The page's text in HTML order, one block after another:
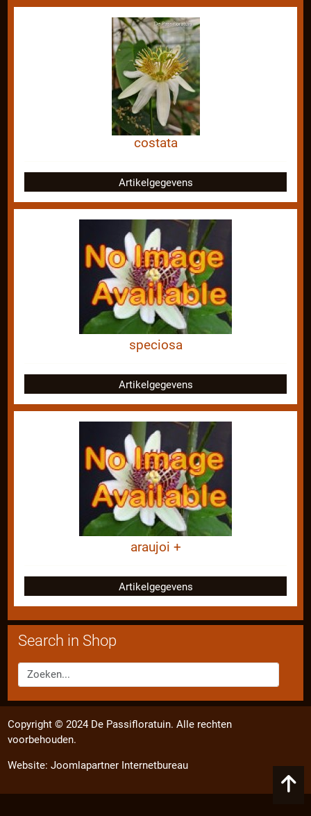
costata
Artikelgegevens
speciosa
Artikelgegevens
araujoi +
Artikelgegevens
Search in Shop
Copyright © 2024 De Passifloratuin. Alle rechten
voorbehouden.
Website:Joomlapartner Internetbureau